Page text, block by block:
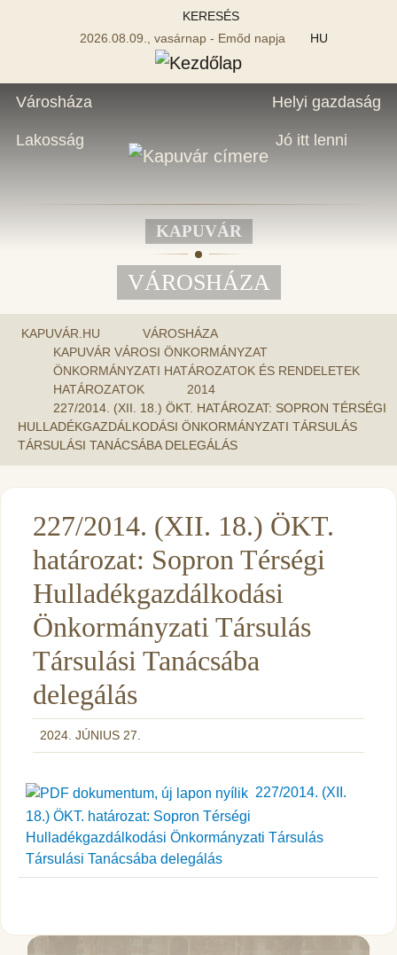
KERESÉS
2026.08.09., vasárnap - Emőd napja
HU
Városháza
Lakosság
Helyi gazdaság
Jó itt lenni
KAPUVÁR
VÁROSHÁZA
KAPUVÁR.HU
VÁROSHÁZA
KAPUVÁR VÁROSI ÖNKORMÁNYZAT
ÖNKORMÁNYZATI HATÁROZATOK ÉS RENDELETEK
HATÁROZATOK
2014
227/2014. (XII. 18.) ÖKT. HATÁROZAT: SOPRON TÉRSÉGI
HULLADÉKGAZDÁLKODÁSI ÖNKORMÁNYZATI TÁRSULÁS
TÁRSULÁSI TANÁCSÁBA DELEGÁLÁS
227/2014. (XII. 18.) ÖKT.
határozat: Sopron Térségi
Hulladékgazdálkodási
Önkormányzati Társulás
Társulási Tanácsába
delegálás
2024. JÚNIUS 27.
227/2014. (XII.
18.) ÖKT. határozat: Sopron Térségi
Hulladékgazdálkodási Önkormányzati Társulás
Társulási Tanácsába delegálás